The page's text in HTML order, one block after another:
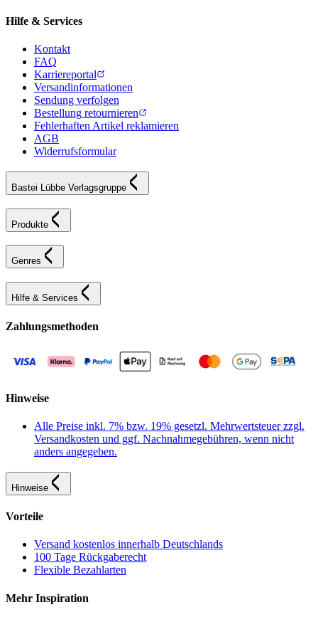
Hilfe & Services
Kontakt
FAQ
Karriereportal
Versandinformationen
Sendung verfolgen
Bestellung retournieren
Fehlerhaften Artikel reklamieren
AGB
Widerrufsformular
Bastei Lübbe Verlagsgruppe
Produkte
Genres
Hilfe & Services
Zahlungsmethoden
Hinweise
Alle Preise inkl. 7% bzw. 19% gesetzl. Mehrwertsteuer zzgl.
Versandkosten und ggf. Nachnahmegebühren, wenn nicht
anders angegeben.
Hinweise
Vorteile
Versand kostenlos innerhalb Deutschlands
100 Tage Rückgaberecht
Flexible Bezahlarten
Mehr Inspiration